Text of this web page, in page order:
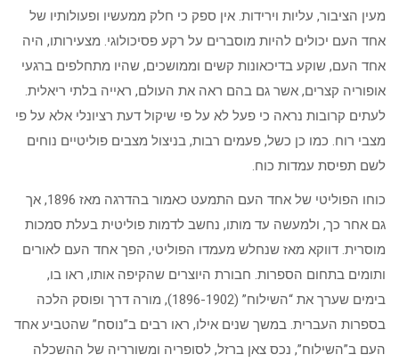
מעין הציבור, עליות וירידות. אין ספק כי חלק ממעשיו ופעולותיו של
אחד העם יכולים להיות מוסברים על רקע פסיכולוגי. מצעירותו, היה
אחד העם, שוקע בדיכאונות קשים וממושכים, שהיו מתחלפים ברגעי
אופוריה קצרים, אשר גם בהם ראה את העולם, ראייה בלתי ריאלית.
לעתים קרובות נראה כי פעל לא על פי שיקול דעת רציונלי אלא על פי
מצבי רוח. כמו כן כשל, פעמים רבות, בניצול מצבים פוליטיים נוחים
לשם תפיסת עמדות כוח.
כוחו הפוליטי של אחד העם התמעט כאמור בהדרגה מאז 1896, אך
גם אחר כך, ולמעשה עד מותו, נחשב לדמות פוליטית בעלת סמכות
מוסרית. דווקא מאז שנחלש מעמדו הפוליטי, הפך אחד העם לאורים
ותומים בתחום הספרות. חבורת היוצרים שהקיפה אותו, ראו בו,
בימים שערך את “השילוח” (1896-1902), מורה דרך ופוסק הלכה
בספרות העברית. במשך שנים אילו, ראו רבים ב”נוסח” שהטביע אחד
העם ב”השילוח”, נכס צאן ברזל, לסופריה ומשורריה של ההשכלה